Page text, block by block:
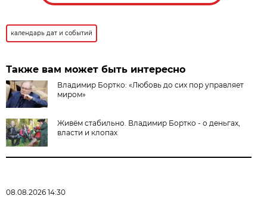
календарь дат и событий
Также вам может быть интересно
Владимир Бортко: «Любовь до сих пор управляет
миром»
Живём стабильно. Владимир Бортко - о деньгах,
власти и клопах
08.08.2026 14:30